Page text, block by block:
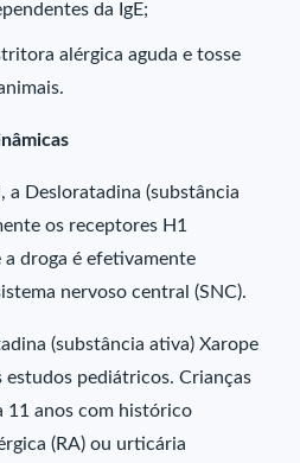
da IgE;
alérgica aguda e tosse
a Desloratadina (substância
os receptores H1
droga é efetivamente
nervoso central (SNC).
(substância ativa) Xarope
pediátricos. Crianças
11 anos com histórico
(RA) ou urticária